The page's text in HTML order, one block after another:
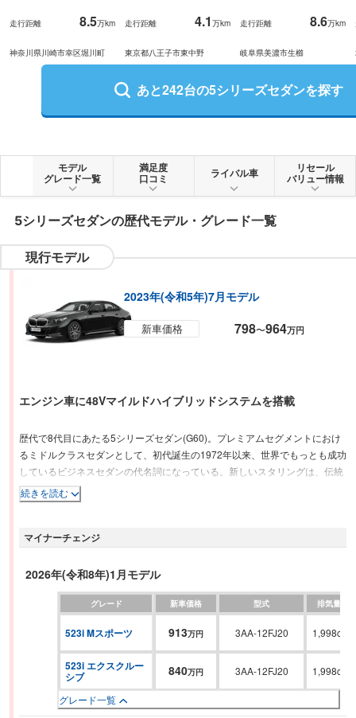
走行距離 8.5万km
神奈川県川崎市幸区堀川町
走行距離 4.1 万km
東京都八王子市東中野
走行距離 8.6万km
岐阜県美濃市生櫛
あと242台の5シリーズセダンを探す
モデル
グレード一覧
満足度
口コミ ライバル車 リセール
バリュー情報
5シリーズセダンの歴代モデル・グレード一覧
現行モデル
2023年(令和5年)7月モデル
新車価格 798〜964万円
エンジン車に48Vマイルドハイブリッドシステムを搭載
歴代で8代目にあたる5シリーズセダン(G60)。プレミアムセグメントにおけ
るミドルクラスセダンとして、初代誕生の1972年以来、世界でもっとも成功
しているビジネスセダンの代名詞になっている。新しいスタリングは、伝統
のデザインを踏襲しつつコンセプトを一新。格式のある存在感とエレガント
さをともに高めた。パワートレインは、ガソリンおよびディーゼルエンジン
するBEVのi5もラインナップされた。運転支援機能には、一定の条件下にお
転支援機能」を搭載。その他、音声認識による車両操作やナビ設定、駐車時
にステアリング、アクセル、ブレーキ操作が一切不要な「パーキング・サポ
ート・プロフェッショナル」が標準装備となっている。
続きを読む
マイナーチェンジ
2026年(令和8年)1月モデル
グレード 新車価格 型式 排気量
523i Mスポーツ 913万円 3AA-12FJ20 1,998cc
523i エクスクルー
シブ 840万円 3AA-12FJ20 1,998cc
グレード一覧